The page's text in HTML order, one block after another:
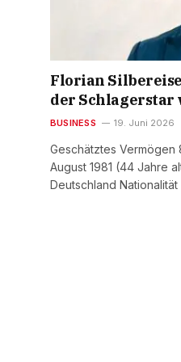
Florian
der
BUSINESS 19. Juni 2026
Geschätztes Vermögen
August 1981 (44 Jahre
Deutschland